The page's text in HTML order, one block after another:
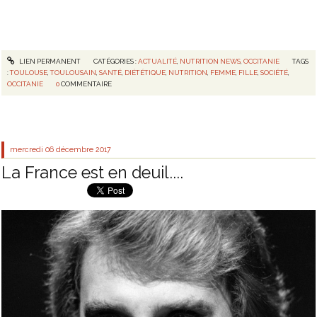
LIEN PERMANENT CATÉGORIES :ACTUALITÉ, NUTRITION NEWS, OCCITANIE
TAGS
:TOULOUSE ,TOULOUSAIN ,SANTÉ DIÉTÉTIQUE NUTRITION FEMME FILLE ,SOCIÉTÉ
OCCITANIE
0 COMMENTAIRE
mercredi 06 décembre 2017
La France est en deuil....